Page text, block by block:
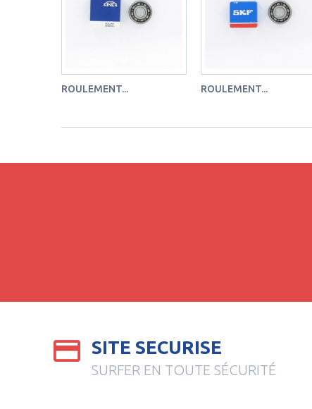
ROULEMENT... ROULEMENT...
SITE SECURISE
SURFER EN TOUTE SÉCURITÉ